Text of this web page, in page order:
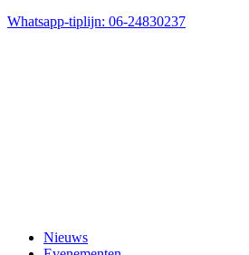
Whatsapp-tiplijn: 06-24830237
Nieuws